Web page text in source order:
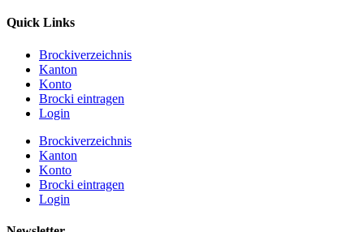
Quick Links
Brockiverzeichnis
Kanton
Konto
Brocki eintragen
Login
Brockiverzeichnis
Kanton
Konto
Brocki eintragen
Login